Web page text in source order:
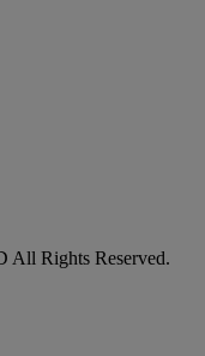
All Rights Reserved.